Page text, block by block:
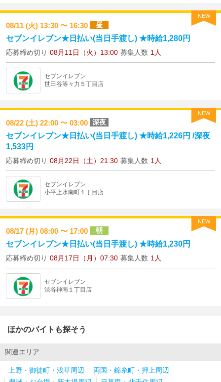
NEW
08/11 (火) 13:30 〜 16:30 昼
セブンイレブン★日払い(当日手渡し) ★時給1,280円
応募締め切り 08月11日（火）13:00 募集人数 1人
セブンイレブン
世田谷等々力５丁目店
NEW
08/22 (土) 22:00 〜 03:00 深夜
セブンイレブン★日払い(当日手渡し) ★時給1,226円 /深夜
1,533円
応募締め切り 08月22日（土）21:30 募集人数 1人
セブンイレブン
小平上水南町１丁目店
NEW
08/17 (月) 08:00 〜 17:00 朝
セブンイレブン★日払い(当日手渡し) ★時給1,230円
応募締め切り 08月17日（月）07:30 募集人数 1人
セブンイレブン
渋谷神南１丁目店
ほかのバイトも探そう
関連エリア
上野・御徒町・浅草周辺
両国・錦糸町・押上周辺